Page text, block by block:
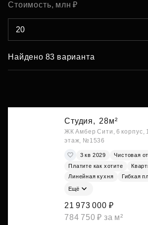
Стоимость, млн ₽
Найдено 83 варианта
Студия, 28м²
ЖК Амбер Сити, 6 корпус,
этаж, №1536
3 кв 2029
Чистовая
Платите как хотите
Линейная кухня
Гибкая
Ещё
21 973 000 ₽
784 750 ₽ за м²